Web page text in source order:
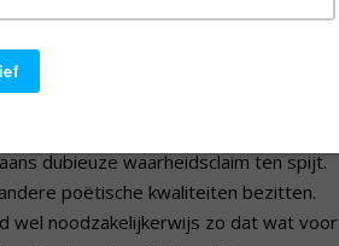
onze inhoudelijke beoordeling
aan de betrouwbaarheid van
dubieuze waarheidsclaim ten spijt.
poëtische kwaliteiten bezitten.
wel noodzakelijkerwijs zo dat wat voor